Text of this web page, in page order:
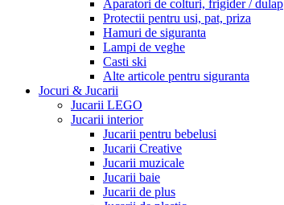
Aparatori de colturi, frigider / dulap
Protectii pentru usi, pat, priza
Hamuri de siguranta
Lampi de veghe
Casti ski
Alte articole pentru siguranta
Jocuri & Jucarii
Jucarii LEGO
Jucarii interior
Jucarii pentru bebelusi
Jucarii Creative
Jucarii muzicale
Jucarii baie
Jucarii de plus